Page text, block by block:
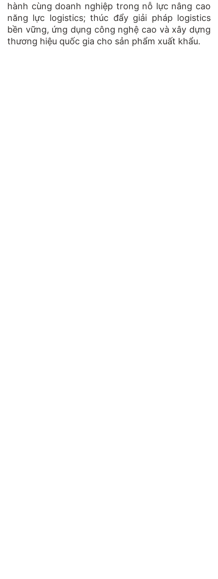
hành cùng doanh nghiệp trong nỗ lực nâng cao
năng lực logistics; thúc đẩy giải pháp logistics
bền vững, ứng dụng công nghệ cao và xây dựng
thương hiệu quốc gia cho sản phẩm xuất khẩu.